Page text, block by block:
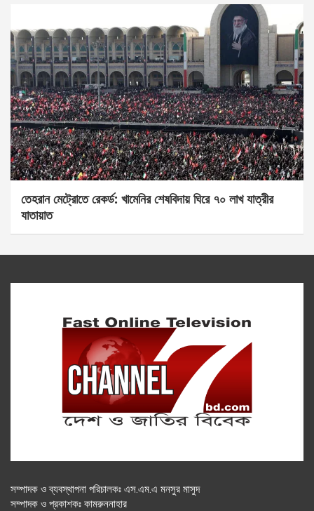
তেহরান মেট্রোতে রেকর্ড: খামেনির শেষবিদায় ঘিরে ৭০ লাখ যাত্রীর
যাতায়াত
সম্পাদক ও ব্যবস্থাপনা পরিচালকঃ এস.এম.এ মনসুর মাসুদ
সম্পাদক ও প্রকাশকঃ কামরুননাহার